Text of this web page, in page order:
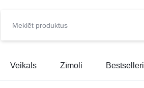
Veikals Zīmoli Bestselleri